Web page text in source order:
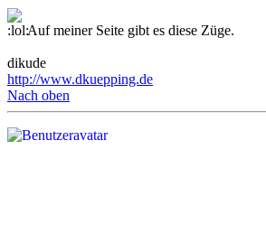
Auf meiner Seite gibt es diese Züge.
dikude
http://www.dkuepping.de
Nach oben